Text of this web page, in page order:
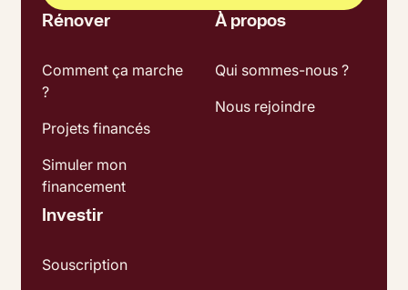
Rénover
Comment ça marche
?
Projets financés
Simuler mon
financement
Investir
Souscription
À propos
Qui sommes-nous ?
Nous rejoindre